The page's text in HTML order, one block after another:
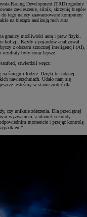
Racing Development (TRD) zgodnie
zawieszenie, silnik, skrzynię biegów
tego należy zaawansowane komputery
na bieżąco analizują ruch auta
granicy możliwości auta i praw fizyki.
kolizji. Każdy z pojazdów analizował
z obszaru sztucznej inteligencji (AI),
były coraz lepsze.
stwierdził wręcz:
na śniegu i lodzie. Dzięki tej udanej
nawierzchniach. Udało nam się
jesteśmy w stanie zrobić dla
czy uniknie zderzenia. Dla przeciętnej
wyzwaniem, a ułamek sekundy
momencie i przejąć kontrolę